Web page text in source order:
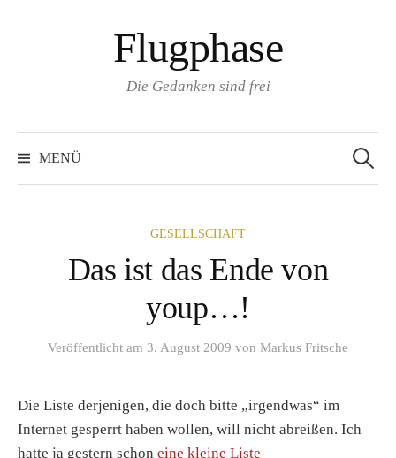
Flugphase
Die Gedanken sind frei
MENÜ
nach:
GESELLSCHAFT
Das ist das Ende von
youp…!
Veröffentlicht am 3. August 2009 von Markus Fritsche
Die Liste derjenigen, die doch bitte „irgendwas“ im
Internet gesperrt haben wollen, will nicht abreißen. Ich
hatte ja gestern schon eine kleine Liste